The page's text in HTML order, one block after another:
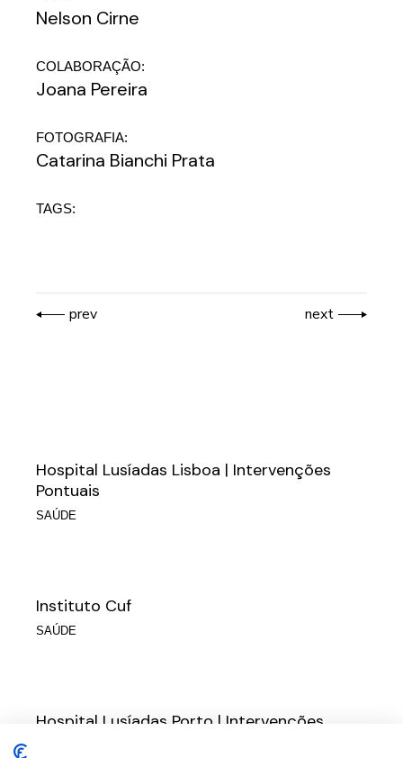
Nelson Cirne
COLABORAÇÃO:
Joana Pereira
FOTOGRAFIA:
Catarina Bianchi Prata
TAGS:
prev next
Hospital Lusíadas Lisboa | Intervenções
Pontuais
SAÚDE
Instituto Cuf
SAÚDE
Hospital Lusíadas Porto | Intervenções